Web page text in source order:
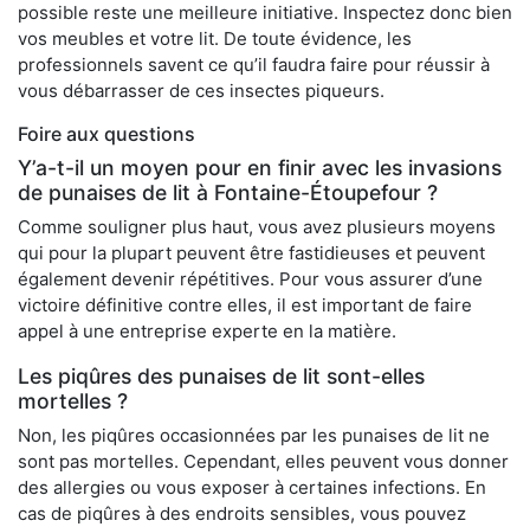
possible reste une meilleure initiative. Inspectez donc bien
vos meubles et votre lit. De toute évidence, les
professionnels savent ce qu’il faudra faire pour réussir à
vous débarrasser de ces insectes piqueurs.
Foire aux questions
Y’a-t-il un moyen pour en finir avec les invasions
de punaises de lit à Fontaine-Étoupefour ?
Comme souligner plus haut, vous avez plusieurs moyens
qui pour la plupart peuvent être fastidieuses et peuvent
également devenir répétitives. Pour vous assurer d’une
victoire définitive contre elles, il est important de faire
appel à une entreprise experte en la matière.
Les piqûres des punaises de lit sont-elles
mortelles ?
Non, les piqûres occasionnées par les punaises de lit ne
sont pas mortelles. Cependant, elles peuvent vous donner
des allergies ou vous exposer à certaines infections. En
cas de piqûres à des endroits sensibles, vous pouvez